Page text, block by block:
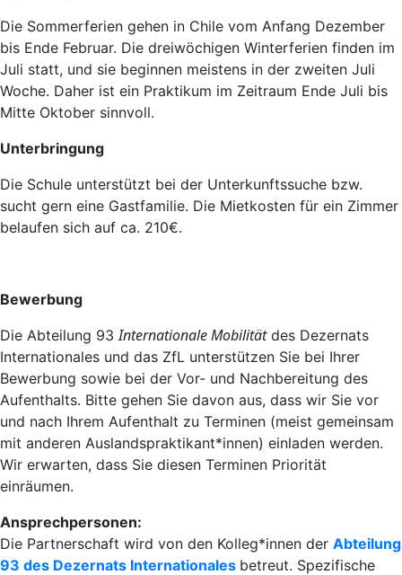
Die Sommerferien gehen in Chile vom Anfang Dezember
bis Ende Februar. Die dreiwöchigen Winterferien finden im
Juli statt, und sie beginnen meistens in der zweiten Juli
Woche. Daher ist ein Praktikum im Zeitraum Ende Juli bis
Mitte Oktober sinnvoll.
Unterbringung
Die Schule unterstützt bei der Unterkunftssuche bzw.
sucht gern eine Gastfamilie. Die Mietkosten für ein Zimmer
belaufen sich auf ca. 210€.
Bewerbung
Die Abteilung 93 Internationale Mobilitätdes Dezernats
Internationales und das ZfL unterstützen Sie bei Ihrer
Bewerbung sowie bei der Vor- und Nachbereitung des
Aufenthalts. Bitte gehen Sie davon aus, dass wir Sie vor
und nach Ihrem Aufenthalt zu Terminen (meist gemeinsam
mit anderen Auslandspraktikant*innen) einladen werden.
Wir erwarten, dass Sie diesen Terminen Priorität
einräumen.
Ansprechpersonen:
Die Partnerschaft wird von den Kolleg*innen der Abteilung
93 des Dezernats Internationales betreut. Spezifische